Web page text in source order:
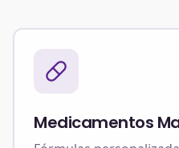
Medicamentos